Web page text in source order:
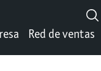
Red de ventas